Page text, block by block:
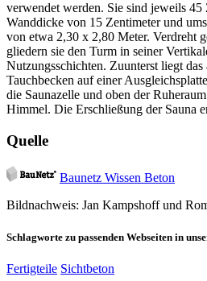
verwendet werden. Sie sind jeweils 45
Wanddicke von 15 Zentimeter und
von etwa 2,30 x 2,80 Meter. Verdreht
gliedern sie den Turm in seiner
Nutzungsschichten. Zuunterst liegt
Tauchbecken auf einer
die Saunazelle und oben der
Himmel. Die Erschließung der Sauna
Quelle
Baunetz Wissen Beton
Bildnachweis: Jan Kampshoff und
Schlagworte zu passenden Webseiten in
Fertigteile Sichtbeton